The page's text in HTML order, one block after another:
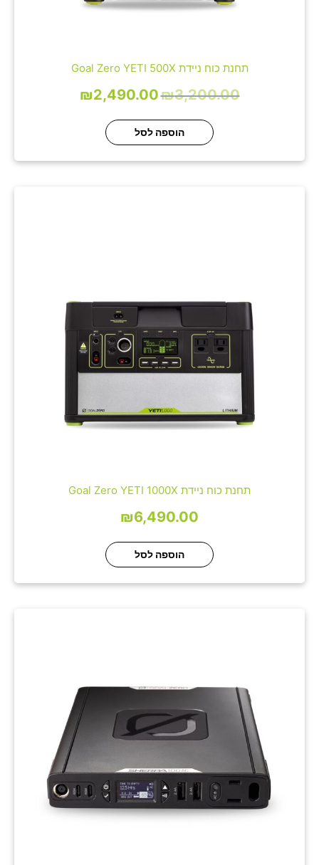
תחנת כוח ניידת Goal Zero YETI 500X
₪3,200.00
₪2,490.00
הוספה לסל
תחנת כוח ניידת Goal Zero YETI 1000X
₪6,490.00
הוספה לסל